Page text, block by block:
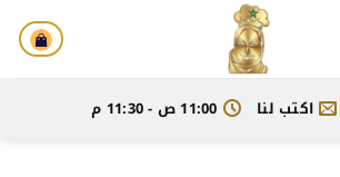
اكتب لنا 11:00 ص - 11:30 م